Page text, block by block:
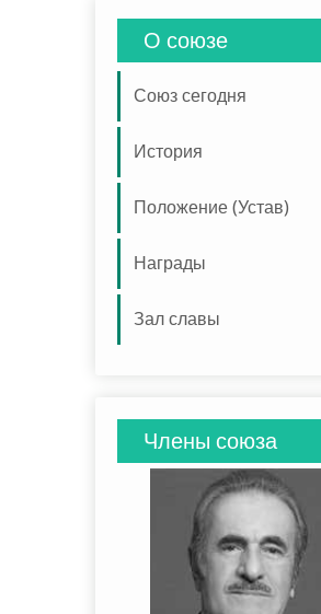
О союзе
Союз сегодня
История
Положение (Устав)
Награды
Зал славы
Члены союза